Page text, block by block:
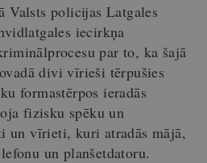
Valsts policijas Latgales
iecirkņa
par to, ka šajā
divi vīrieši tērpušies
formastērpos ieradās
fizisku spēku un
un vīrieti, kuri atradās mājā,
un planšetdatoru.